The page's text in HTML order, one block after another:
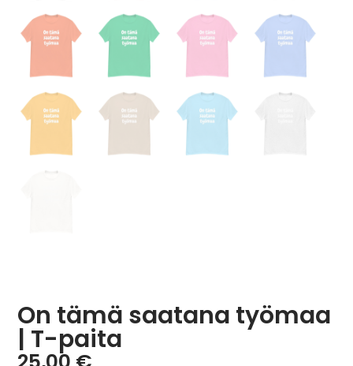
On tämä saatana työmaa
| T-paita